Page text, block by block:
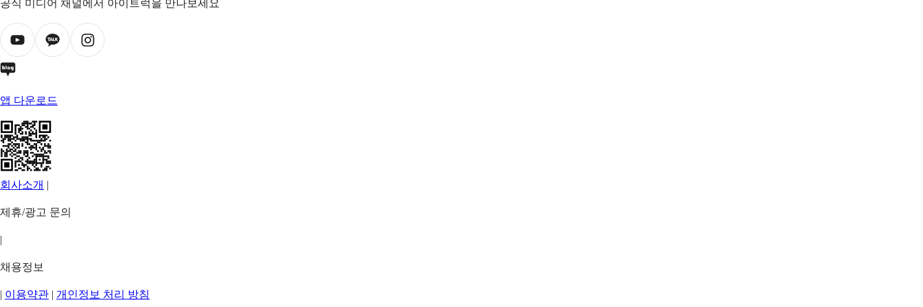
공식 미디어 채널에서 아이트럭을 만나보세요
앱 다운로드
회사소개 |
제휴/광고 문의
|
채용정보
| 이용약관 | 개인정보 처리 방침